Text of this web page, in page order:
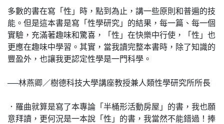
多數的書在寫「性」時，點到為止，講一些原則和普遍的技
能。但是這本書是寫「性學研究」的結果，每一篇、每一個
實驗，充滿著趣味和驚喜，「性」在快樂中行使，「性」也
更應在趣味中學習。其實，當我讀完整本書時，除了知識的
豐盈外，也讓我更認定性學是一門科學。
──林燕卿／樹德科技大學講座教授兼人類性學研究所所長
．羅曲就算是寫了本專論「半桶形活動房屋」的書，我也願
意拜讀，更何況是一本說「性」的書，我當然不能錯過！捧